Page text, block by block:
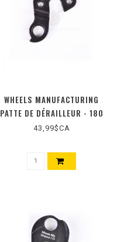
WHEELS MANUFACTURING
PATTE DE DÉRAILLEUR - 180
43,99$CA